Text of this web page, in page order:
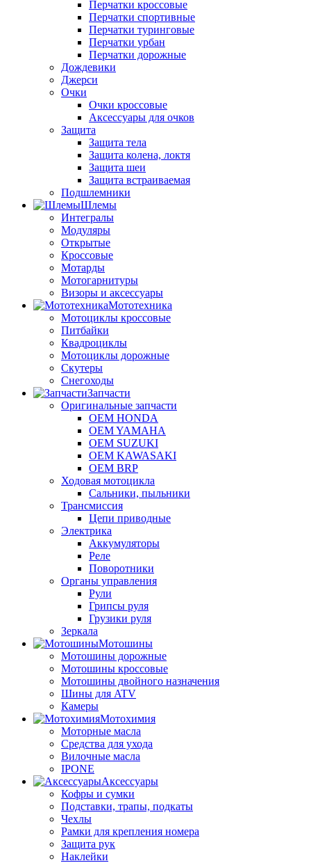
Перчатки кроссовые
Перчатки спортивные
Перчатки туринговые
Перчатки урбан
Перчатки дорожные
Дождевики
Джерси
Очки
Очки кроссовые
Аксессуары для очков
Защита
Защита тела
Защита колена, локтя
Защита шеи
Защита встраиваемая
Подшлемники
Шлемы
Интегралы
Модуляры
Открытые
Кроссовые
Мотарды
Мотогарнитуры
Визоры и аксессуары
Мототехника
Мотоциклы кроссовые
Питбайки
Квадроциклы
Мотоциклы дорожные
Скутеры
Снегоходы
Запчасти
Оригинальные запчасти
OEM HONDA
OEM YAMAHA
OEM SUZUKI
OEM KAWASAKI
OEM BRP
Ходовая мотоцикла
Сальники, пыльники
Трансмиссия
Цепи приводные
Электрика
Аккумуляторы
Реле
Поворотники
Органы управления
Рули
Грипсы руля
Грузики руля
Зеркала
Мотошины
Мотошины дорожные
Мотошины кроссовые
Мотошины двойного назначения
Шины для ATV
Камеры
Мотохимия
Моторные масла
Средства для ухода
Вилочные масла
IPONE
Аксессуары
Кофры и сумки
Подставки, трапы, подкаты
Чехлы
Рамки для крепления номера
Защита рук
Наклейки